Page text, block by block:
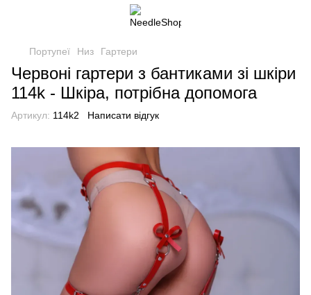
Портупеї Низ Гартери
Червоні гартери з бантиками зі шкіри
114k - Шкіра, потрібна допомога
Артикул: 114k2 Написати відгук